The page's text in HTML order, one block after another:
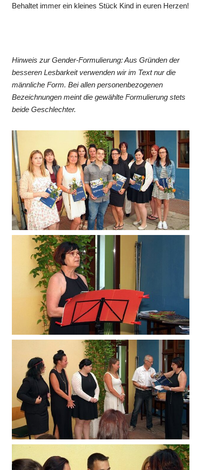
Behaltet immer ein kleines Stück Kind in euren Herzen!
Hinweis zur Gender-Formulierung: Aus Gründen der
besseren Lesbarkeit verwenden wir im Text nur die
männliche Form. Bei allen personenbezogenen
Bezeichnungen meint die gewählte Formulierung stets
beide Geschlechter.